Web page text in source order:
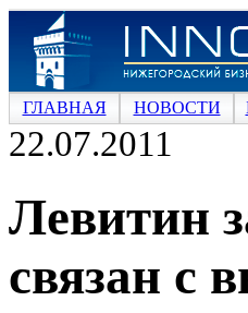
ГЛАВНАЯ НОВОСТИ
22.07.2011
Левитин
связан с